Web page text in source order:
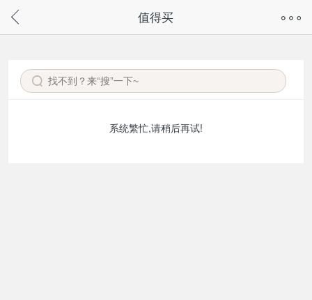
请通过微信或支付宝搜“奇兔客小程序”访问
值得买
系统繁忙,请稍后再试!